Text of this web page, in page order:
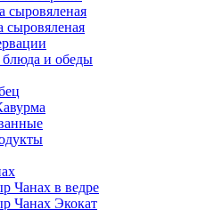
сыровяленая
сыровяленая
блюда и обеды
Чанах в ведре
Чанах Экокат